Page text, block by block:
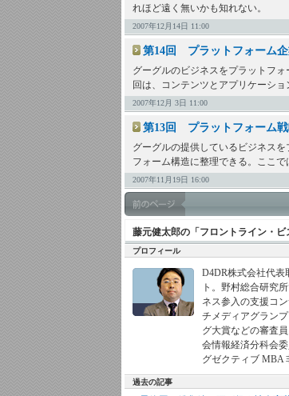
れほど遠く無いかも知れない。
2007年12月14日 11:00
第14回 プラットフォーム
グーグルのビジネスをプラットフ
回は、コンテンツとアプリケーシ
2007年12月 3日 11:00
第13回 プラットフォーム
グーグルの提供しているビジネス
フォーム構造に整理できる。ここ
2007年11月19日 16:00
藤元健太郎の「フロントライン・ビ
プロフィール
D4DR株式会社代表
ト。野村総合研究
ネス参入の支援コ
チメディアグラン
グ大賞などの審査
会情報経済分科会
グゼクティブ MBA
過去の記事